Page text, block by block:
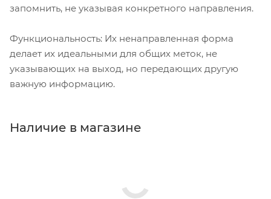
запомнить, не указывая конкретного направления.
Функциональность: Их ненаправленная форма
делает их идеальными для общих меток, не
указывающих на выход, но передающих другую
важную информацию.
Наличие в магазине